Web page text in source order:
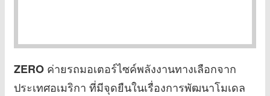
ZERO ค่ายรถมอเตอร์ไซค์พลังงานทางเลือกจาก
ประเทศอเมริกา ที่มีจุดยืนในเรื่องการพัฒนาโมเดล